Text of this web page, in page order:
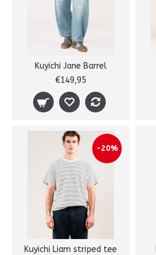
Kuyichi Jane Barrel
€149,95
-20%
Kuyichi Liam striped tee